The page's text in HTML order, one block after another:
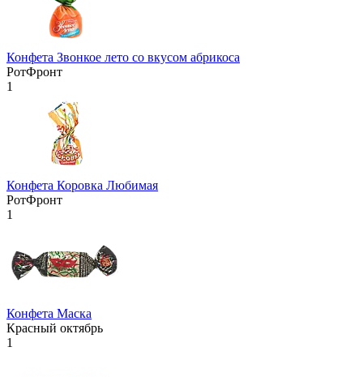
Конфета Звонкое лето со вкусом абрикоса
РотФронт
1
Конфета Коровка Любимая
РотФронт
1
Конфета Маска
Красный октябрь
1